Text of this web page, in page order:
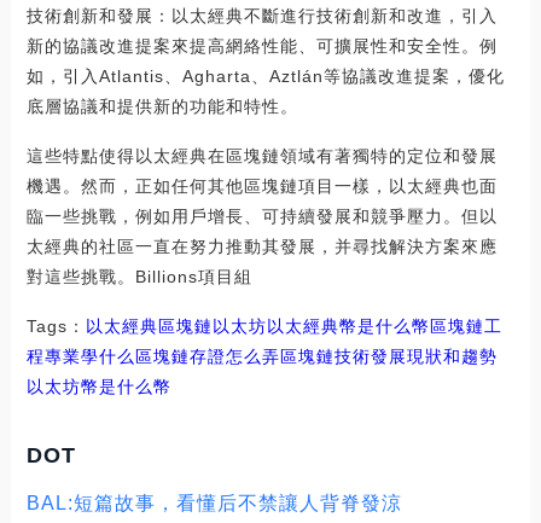
技術創新和發展：以太經典不斷進行技術創新和改進，引入
新的協議改進提案來提高網絡性能、可擴展性和安全性。例
如，引入Atlantis、Agharta、Aztlán等協議改進提案，優化
底層協議和提供新的功能和特性。
這些特點使得以太經典在區塊鏈領域有著獨特的定位和發展
機遇。然而，正如任何其他區塊鏈項目一樣，以太經典也面
臨一些挑戰，例如用戶增長、可持續發展和競爭壓力。但以
太經典的社區一直在努力推動其發展，并尋找解決方案來應
對這些挑戰。Billions項目組
Tags： 以太經典區塊鏈 以太坊以太經典幣是什么幣區塊鏈工
程專業學什么 區塊鏈存證怎么弄區塊鏈技術發展現狀和趨勢
以太坊幣是什么幣
DOT
BAL:短篇故事，看懂后不禁讓人背脊發涼